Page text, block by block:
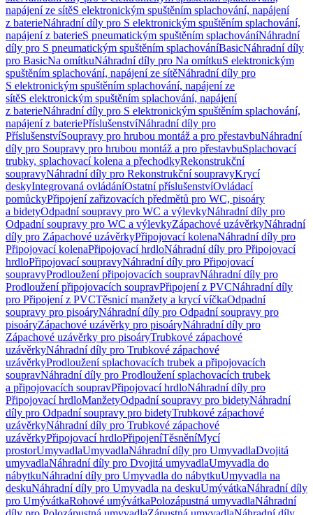
napájení ze sítěS elektronickým spuštěním splachování, napájení
z baterieNáhradní díly pro S elektronickým spuštěním splachování,
napájení z baterieS pneumatickým spuštěním splachováníNáhradní
díly pro S pneumatickým spuštěním splachováníBasicNáhradní díly
pro BasicNa omítkuNáhradní díly pro Na omítkuS elektronickým
spuštěním splachování, napájení ze sítěNáhradní díly pro
S elektronickým spuštěním splachování, napájení ze
sítěS elektronickým spuštěním splachování, napájení
z baterieNáhradní díly pro S elektronickým spuštěním splachování,
napájení z bateriePříslušenstvíNáhradní díly pro
PříslušenstvíSoupravy pro hrubou montáž a pro přestavbuNáhradní
díly pro Soupravy pro hrubou montáž a pro přestavbuSplachovací
trubky, splachovací kolena a přechodkyRekonstrukční
soupravyNáhradní díly pro Rekonstrukční soupravyKrycí
deskyIntegrovaná ovládáníOstatní příslušenstvíOvládací
pomůckyPřipojení zařizovacích předmětů pro WC, pisoáry
a bidetyOdpadní soupravy pro WC a výlevkyNáhradní díly pro
Odpadní soupravy pro WC a výlevkyZápachové uzávěrkyNáhradní
díly pro Zápachové uzávěrkyPřipojovací kolenaNáhradní díly pro
Připojovací kolenaPřipojovací hrdloNáhradní díly pro Připojovací
hrdloPřipojovací soupravyNáhradní díly pro Připojovací
soupravyProdloužení připojovacích soupravNáhradní díly pro
Prodloužení připojovacích soupravPřipojení z PVCNáhradní díly
pro Připojení z PVCTěsnicí manžety a krycí víčkaOdpadní
soupravy pro pisoáryNáhradní díly pro Odpadní soupravy pro
pisoáryZápachové uzávěrky pro pisoáryNáhradní díly pro
Zápachové uzávěrky pro pisoáryTrubkové zápachové
uzávěrkyNáhradní díly pro Trubkové zápachové
uzávěrkyProdloužení splachovacích trubek a připojovacích
soupravNáhradní díly pro Prodloužení splachovacích trubek
a připojovacích soupravPřipojovací hrdloNáhradní díly pro
Připojovací hrdloManžetyOdpadní soupravy pro bidetyNáhradní
díly pro Odpadní soupravy pro bidetyTrubkové zápachové
uzávěrkyNáhradní díly pro Trubkové zápachové
uzávěrkyPřipojovací hrdloPřipojeníTěsněníMycí
prostorUmyvadlaUmyvadlaNáhradní díly pro UmyvadlaDvojitá
umyvadlaNáhradní díly pro Dvojitá umyvadlaUmyvadla do
nábytkuNáhradní díly pro Umyvadla do nábytkuUmyvadla na
deskuNáhradní díly pro Umyvadla na deskuUmývátkaNáhradní díly
pro UmývátkaRohové umývátkaPolozápustná umyvadlaNáhradní